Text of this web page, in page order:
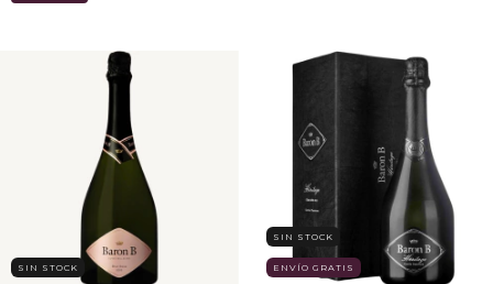
SIN STOCK
SIN STOCK
ENVÍO GRATIS